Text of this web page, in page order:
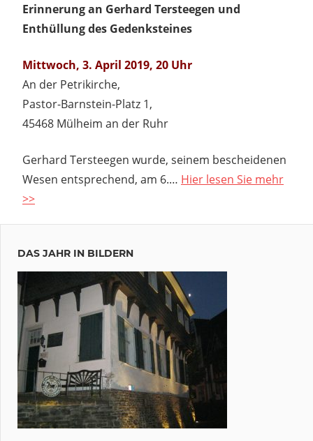
Erinnerung an Gerhard Tersteegen und
Enthüllung des Gedenksteines
Mittwoch, 3. April 2019, 20 Uhr
An der Petrikirche,
Pastor-Barnstein-Platz 1,
45468 Mülheim an der Ruhr
Gerhard Tersteegen wurde, seinem bescheidenen
Wesen entsprechend, am 6.… Hier lesen Sie mehr
>>
DAS JAHR IN BILDERN